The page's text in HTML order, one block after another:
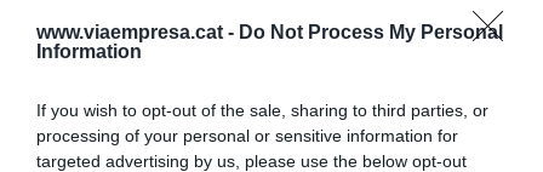
www.viaempresa.cat - Do Not Process My Personal
Information
If you wish to opt-out of the sale, sharing to third parties, or
processing of your personal or sensitive information for
targeted advertising by us, please use the below opt-out
objectiu. Amb tot, Barcelona vol contribuir a
generar riquesa i talent emprenedor en una ciutat
L'agència ha participat al 4YFN amb 20 startups